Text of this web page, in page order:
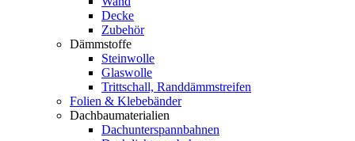
Decke
Zubehör
Dämmstoffe
Steinwolle
Glaswolle
Trittschall, Randdämmstreifen
Folien & Klebebänder
Dachbaumaterialien
Dachunterspannbahnen